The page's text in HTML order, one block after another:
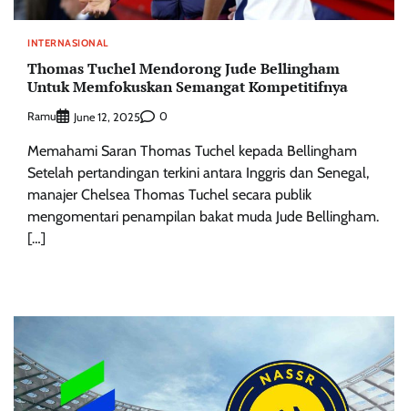
INTERNASIONAL
Thomas Tuchel Mendorong Jude Bellingham
Untuk Memfokuskan Semangat Kompetitifnya
Ramu June 12, 2025 0
Memahami Saran Thomas Tuchel kepada Bellingham
Setelah pertandingan terkini antara Inggris dan Senegal,
manajer Chelsea Thomas Tuchel secara publik
mengomentari penampilan bakat muda Jude Bellingham.
[…]